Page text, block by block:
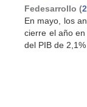
Fedesarrollo (
En mayo, los
cierre el año
del PIB de 2,1%